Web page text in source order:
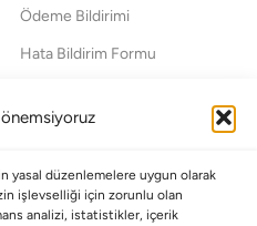
yasal düzenlemelere uygun olarak
işlevselliği için zorunlu olan
analizi, istatistikler, içerik
Ödeme Bildirimi
Hata Bildirim Formu
OLUN